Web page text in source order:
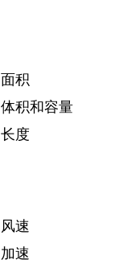
面积
体积和容量
长度
风速
加速